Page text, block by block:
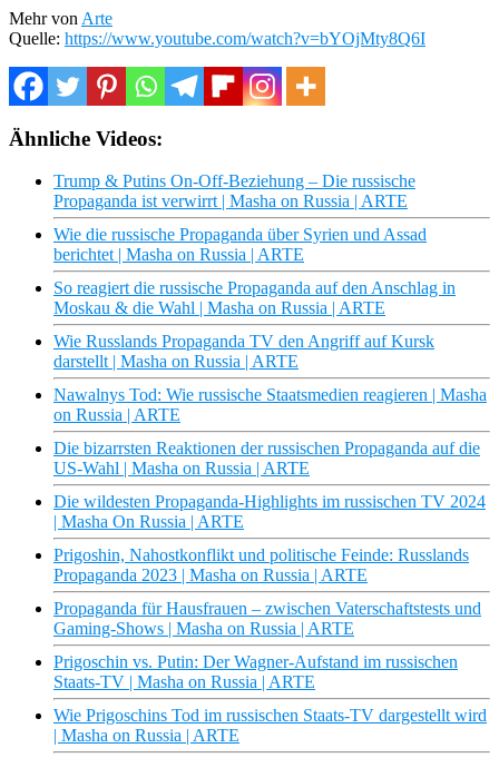
Mehr von Arte
Quelle: https://www.youtube.com/watch?v=bYOjMty8Q6I
Ähnliche Videos:
Trump & Putins On-Off-Beziehung – Die russische
Propaganda ist verwirrt | Masha on Russia | ARTE
Wie die russische Propaganda über Syrien und Assad
berichtet | Masha on Russia | ARTE
So reagiert die russische Propaganda auf den Anschlag in
Moskau & die Wahl | Masha on Russia | ARTE
Wie Russlands Propaganda TV den Angriff auf Kursk
darstellt | Masha on Russia | ARTE
Nawalnys Tod: Wie russische Staatsmedien reagieren | Masha
on Russia | ARTE
Die bizarrsten Reaktionen der russischen Propaganda auf die
US-Wahl | Masha on Russia | ARTE
Die wildesten Propaganda-Highlights im russischen TV 2024
| Masha On Russia | ARTE
Prigoshin, Nahostkonflikt und politische Feinde: Russlands
Propaganda 2023 | Masha on Russia | ARTE
Propaganda für Hausfrauen – zwischen Vaterschaftstests und
Gaming-Shows | Masha on Russia | ARTE
Prigoschin vs. Putin: Der Wagner-Aufstand im russischen
Staats-TV | Masha on Russia | ARTE
Wie Prigoschins Tod im russischen Staats-TV dargestellt wird
| Masha on Russia | ARTE